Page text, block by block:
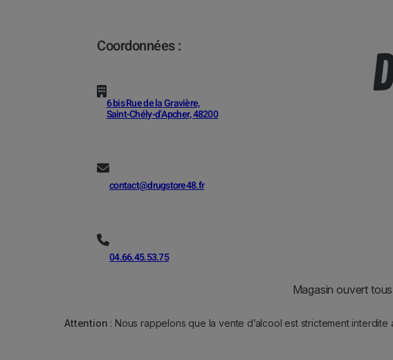
Coordonnées :
6 bis Rue de la Gravière,
Saint-Chély-d’Apcher, 48200
contact@drugstore48.fr
04.66.45.53.75
Magasin ouvert
Attention : Nous rappelons que la vente d’alcool est strictement